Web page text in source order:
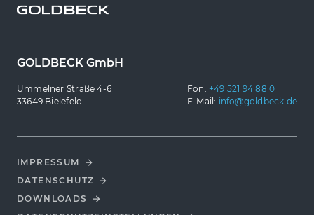
GOLDBECK GmbH
Ummelner Straße 4-6
33649 Bielefeld
Fon: +49 521 94 88 0
E-Mail: info@goldbeck.de
IMPRESSUM
DATENSCHUTZ
DOWNLOADS